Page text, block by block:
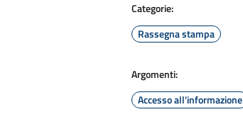
Categorie:
Rassegna stampa
Argomenti:
Accesso all'informazione